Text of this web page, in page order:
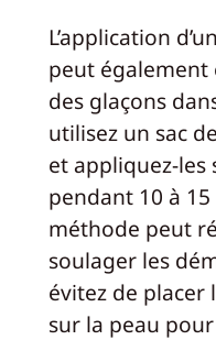
L’application
peut également
des glaçons
utilisez un sac
et appliquez-les
pendant 10 à
méthode peut
soulager les
évitez de placer
sur la peau